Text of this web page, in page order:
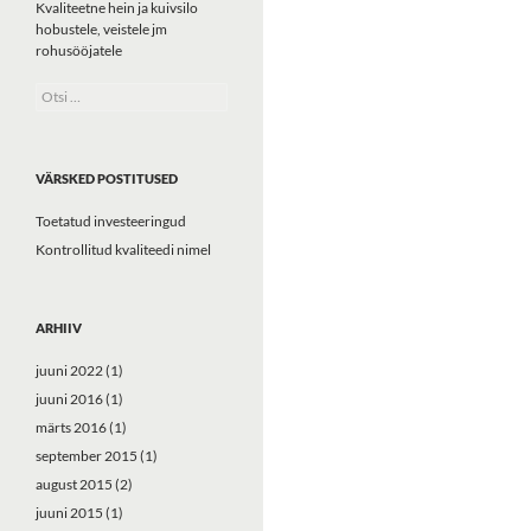
Kvaliteetne hein ja kuivsilo
hobustele, veistele jm
rohusööjatele
Otsi:
VÄRSKED POSTITUSED
Toetatud investeeringud
Kontrollitud kvaliteedi nimel
ARHIIV
juuni 2022(1)
juuni 2016(1)
märts 2016(1)
september 2015 (1)
august 2015 (2)
juuni 2015 (1)